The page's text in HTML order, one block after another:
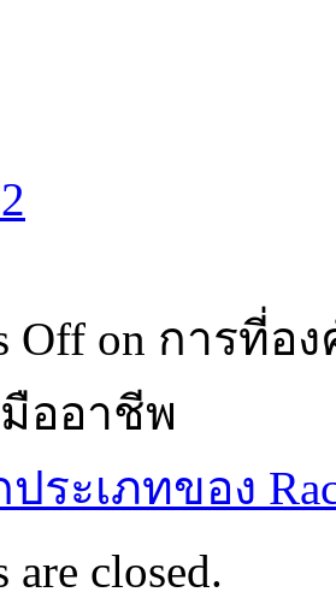
Off on การที่อ
ออาชีพ
ระเภทของ
are closed.